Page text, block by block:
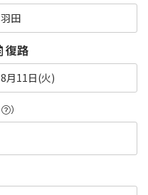
羽田
復路
8月11日(火)
）